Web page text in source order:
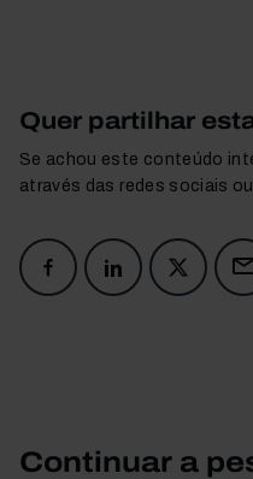
Quer partilhar
Se achou este conteúdo
através das redes sociais
Continuar a